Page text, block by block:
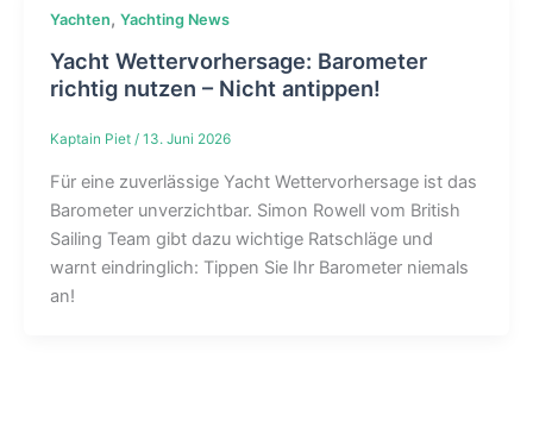
Yachten, Yachting News
Yacht Wettervorhersage: Barometer
richtig nutzen – Nicht antippen!
Kaptain Piet / 13. Juni 2026
Für eine zuverlässige Yacht Wettervorhersage ist das
Barometer unverzichtbar. Simon Rowell vom British
Sailing Team gibt dazu wichtige Ratschläge und
warnt eindringlich: Tippen Sie Ihr Barometer niemals
an!